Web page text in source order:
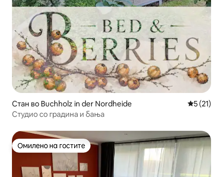
Стан во Buchholz in der Nordheide
5 (21)
Студио со градина и бања
Омилено на гостите
Омилено на гостите